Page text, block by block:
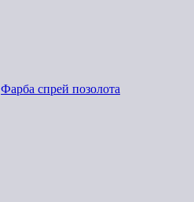
Фарба спрей позолота